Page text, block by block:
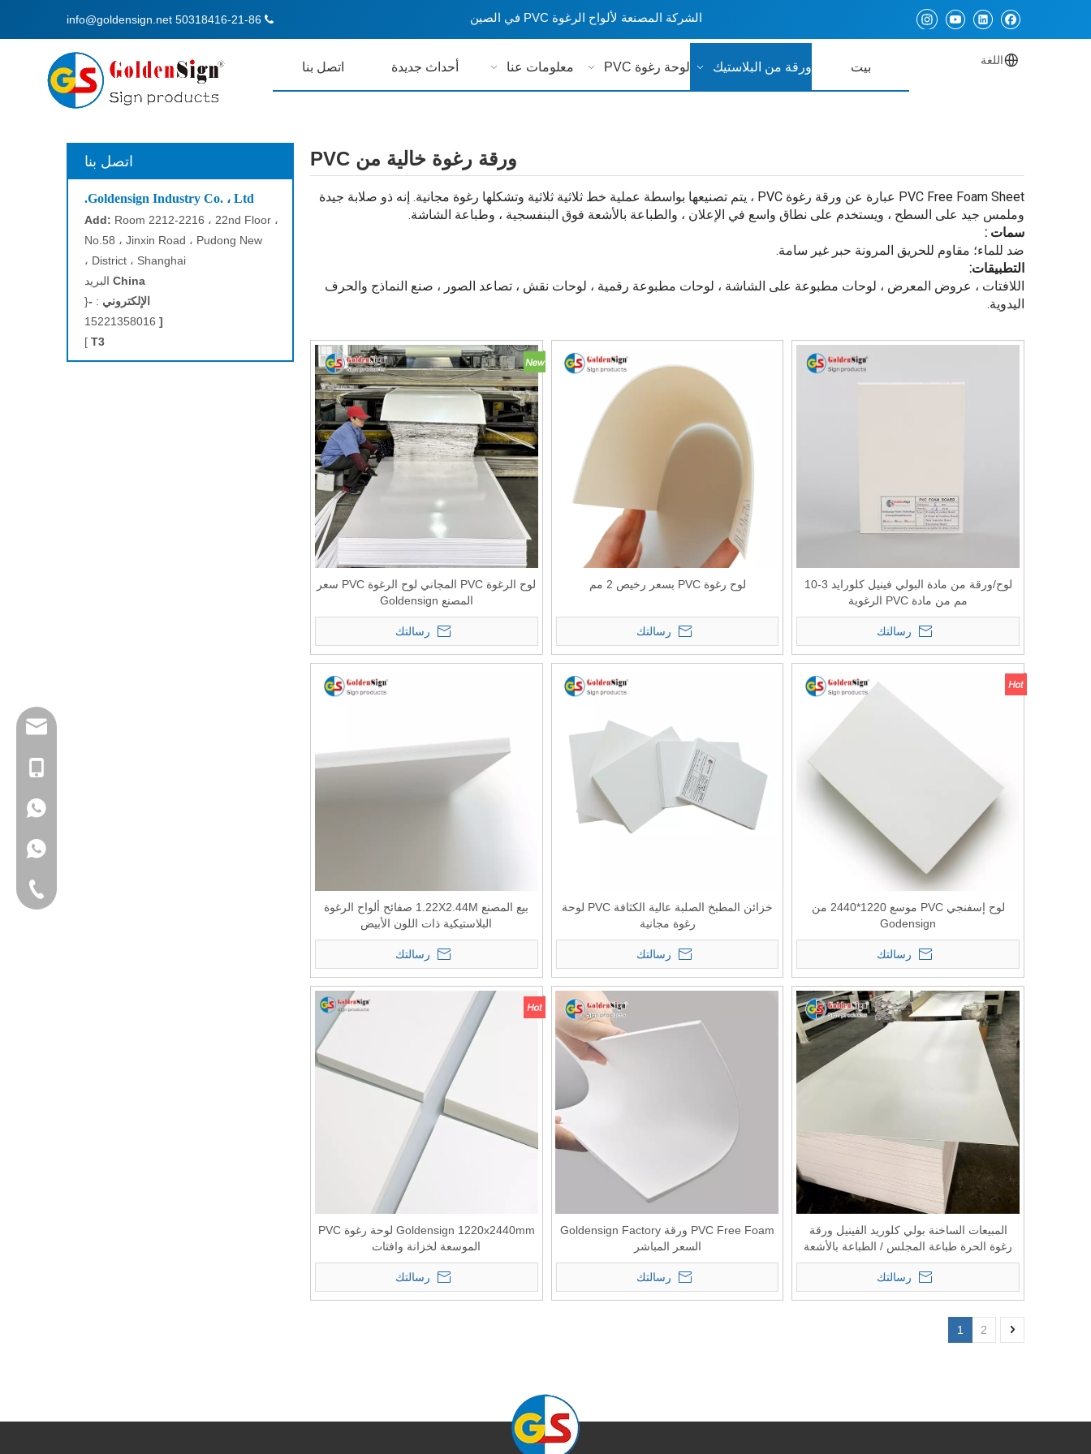

info@goldensign.net الشركة المصنعة لألواح الرغوة PVC في الصين
بيت ورقة من البلاستيك لوحة رغوة PVC معلومات عنا أحداث جديدة اتصل بنا اللغة
اتصل بنا
Goldensign Industry Co. ، Ltd.
Add: Room 2212-2216 ، 22nd Floor ،
No.58 ، Jinxin Road ، Pudong New
District ، Shanghai ،
China البريد
الإلكتروني :
-
{
[
15221358016
T3
]
ورقة رغوة خالية من PVC
PVC Free Foam Sheet عبارة عن ورقة رغوة PVC ، يتم تصنيعها بواسطة عملية خط ثلاثية ثلاثية وتشكلها رغوة مجانية. إنه ذو صلابة جيدة
وملمس جيد على السطح ، ويستخدم على نطاق واسع في الإعلان ، والطباعة بالأشعة فوق البنفسجية ، وطباعة الشاشة.
سمات :
ضد للماء؛ مقاوم للحريق المرونة حبر غير سامة.
التطبيقات:
اللافتات ، عروض المعرض ، لوحات مطبوعة على الشاشة ، لوحات مطبوعة رقمية ، لوحات نقش ، تصاعد الصور ، صنع النماذج والحرف
اليدوية.
لوح/ورقة من مادة البولي فينيل كلورايد 3-10
مم من مادة PVC الرغوية
رسالتك
لوح رغوة PVC بسعر رخيص 2 مم
رسالتك
لوح الرغوة PVC المجاني لوح الرغوة PVC سعر
المصنع Goldensign
رسالتك
لوح إسفنجي PVC موسع 1220*2440 من
Godensign
رسالتك
خزائن المطبخ الصلبة عالية الكثافة PVC لوحة
رغوة مجانية
رسالتك
بيع المصنع 1.22X2.44M صفائح ألواح الرغوة
البلاستيكية ذات اللون الأبيض
رسالتك
المبيعات الساخنة بولي كلوريد الفينيل ورقة
رغوة الحرة طباعة المجلس / الطباعة بالأشعة
فوق البنفسجية ورقة سينترا PVC / طباعة
المجلس البلاستيكي
رسالتك
PVC Free Foam ورقة Goldensign Factory
السعر المباشر
رسالتك
Goldensign 1220x2440mm لوحة رغوة PVC
الموسعة لخزانة وافتات
رسالتك
1 2
info@goldensign.net
+86 15221358016
هاتف أرضي